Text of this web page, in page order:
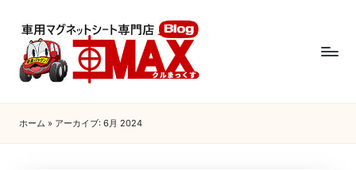
ホーム » アーカイブ: 6月 2024